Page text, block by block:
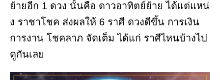
ย้ายอีก 1 ดวง นั้้นคือ ดาวอาทิตย์ย้าย ได้แต่แหน่
ง ราชาโชค ส่งผลให้ 6 ราศี ดวงดีขึ้น การเงิน
การงาน โชคลาภ จัดเต็ม ได้แก่ ราศีไหนบ้างไป
ดูกันเลย